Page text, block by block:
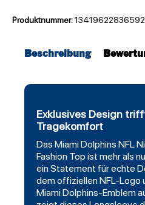
Produktnummer:
Beschreibung
Exklusives Design
Tragekomfort
Das Miami Dolphins NFL
Fashion Top ist mehr als
ein Statement für echte
dem offiziellen NFL-Logo
Miami Dolphins-Emblem